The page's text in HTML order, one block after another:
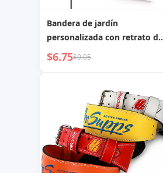
Bandera de jardín
personalizada con retrato de
mascota VG-Noche Estrellada
3D, hecha de tela de poliéster
$6.75$9.05